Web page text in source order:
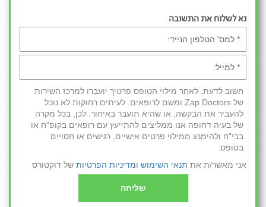
נא לשלוח את התשובה
חשוב לדעת: לאחר מילוי הטופס פרטיך יועברו למרכז השירות
של Zap Doctors ומשם לרופאים. לעיתים רחוקות לא נוכל
להעביר את הבקשה, או שהיא תועבר באיחור. לכן, בכל מקרה
של בעיה דחופה אנו ממליצים להתייעץ עם רופאים בקופ"ח או
בבי"ח ולהימנע ממילוי פרטים אישיים, רגישים או חסויים
בטופס.
אני מאשר/ת את תנאי השימוש ומדיניות הפרטיות של דוקטורס
שליחה